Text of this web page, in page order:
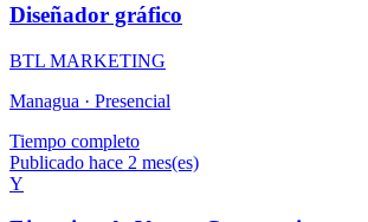
Diseñador gráfico
BTL MARKETING
Managua · Presencial
Tiempo completo
Publicado hace 2 mes(es)
Y